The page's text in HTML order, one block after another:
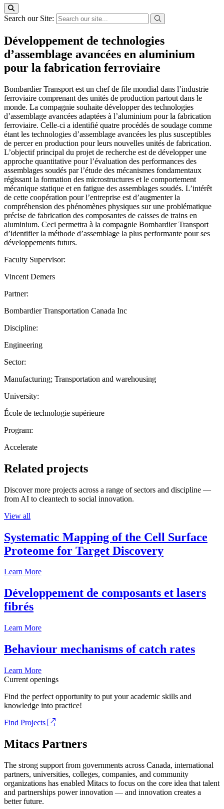
Search our Site:
Développement de technologies
d’assemblage avancées en aluminium
pour la fabrication ferroviaire
Bombardier Transport est un chef de file mondial dans l’industrie
ferroviaire comprenant des unités de production partout dans le
monde. La compagnie souhaite développer des technologies
d’assemblage avancées adaptées à l’aluminium pour la fabrication
ferroviaire. Celle-ci a identifié quatre procédés de soudage comme
étant les technologies d’assemblage avancées les plus susceptibles
de percer en production pour leurs nouvelles unités de fabrication.
L’objectif principal du projet de recherche est de développer une
approche quantitative pour l’évaluation des performances des
assemblages soudés par l’étude des mécanismes fondamentaux
régissant la formation des microstructures et le comportement
mécanique statique et en fatigue des assemblages soudés. L’intérêt
de cette coopération pour l’entreprise est d’augmenter la
compréhension des phénomènes physiques sur une problématique
précise de fabrication des composantes de caisses de trains en
aluminium. Ceci permettra à la compagnie Bombardier Transport
d’identifier la méthode d’assemblage la plus performante pour ses
développements futurs.
Faculty Supervisor:
Vincent Demers
Partner:
Bombardier Transportation Canada Inc
Discipline:
Engineering
Sector:
Manufacturing; Transportation and warehousing
University:
École de technologie supérieure
Program:
Accelerate
Related projects
Discover more projects across a range of sectors and discipline —
from AI to cleantech to social innovation.
View all
Systematic Mapping of the Cell Surface
Proteome for Target Discovery
Learn More
Développement de composants et lasers
fibrés
Learn More
Behaviour mechanisms of catch rates
Learn More
Current openings
Find the perfect opportunity to put your academic skills and
knowledge into practice!
Find Projects
Mitacs Partners
The strong support from governments across Canada, international
partners, universities, colleges, companies, and community
organizations has enabled Mitacs to focus on the core idea that talent
and partnerships power innovation — and innovation creates a
better future.